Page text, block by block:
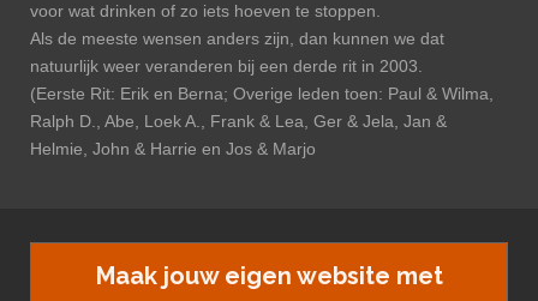
voor wat drinken of zo iets hoeven te stoppen.
Als de meeste wensen anders zijn, dan kunnen we dat
natuurlijk weer veranderen bij een derde rit in 2003.
(Eerste Rit: Erik en Berna; Overige leden toen: Paul & Wilma,
Ralph D., Abe, Loek A., Frank & Lea, Ger & Jela, Jan &
Helmie, John & Harrie en Jos & Marjo
Maak jouw eigen website met